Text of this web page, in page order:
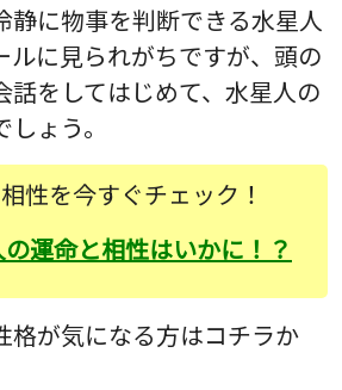
静に物事を判断できる水星人
ルに見られがちですが、頭の
話をしてはじめて、水星人の
ょう。
性を今すぐチェック！
運命と相性はいかに！？
格が気になる方はコチラか